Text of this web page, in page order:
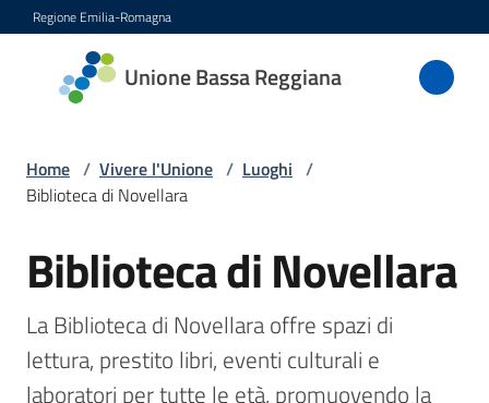
Vai al contenuto
Vai alla navigazione
Vai al footer
Regione Emilia-Romagna
Unione Bassa Reggiana
Unione
Bassa
Novità
Servizi
Home / Vivere l'Unione / Luoghi /
Biblioteca di Novellara
Salta al contenuto
Biblioteca di Novellara
La Biblioteca di Novellara offre spazi di
lettura, prestito libri, eventi culturali e
laboratori per tutte le età, promuovendo la